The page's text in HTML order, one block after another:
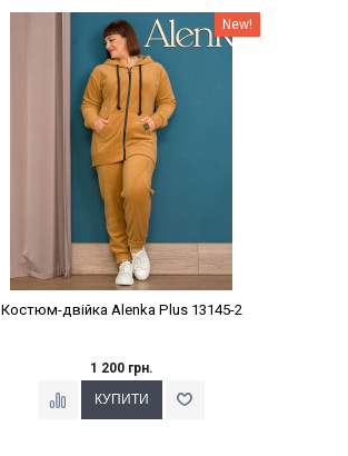
Наклейки Варіант з % New!
Костюм-двійка Alenka Plus 13145-2
1 200 грн.